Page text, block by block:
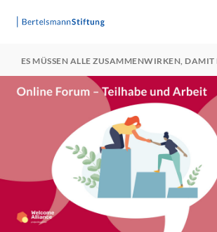
ES MÜSSEN ALLE ZUSAMMENWIRKEN,